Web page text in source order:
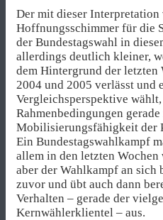
Der mit dieser Interpretation
Hoffnungsschimmer für die
der Bundestagswahl in
allerdings deutlich kleiner,
dem Hintergrund der letzten
2004 und 2005 verlässt und
Vergleichsperspektive
Rahmenbedingungen
Mobilisierungsfähigkeit der
Ein Bundestagswahlkampf
allem in den letzten
aber der Wahlkampf an sich
zuvor und übt auch dann
Verhalten – gerade der
Kernwählerklientel – aus.